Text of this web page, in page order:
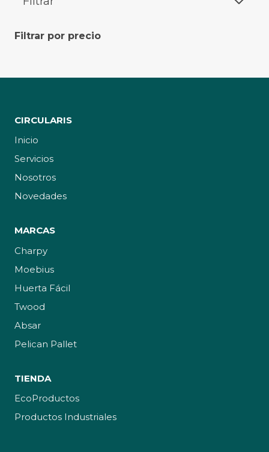
Filtrar por precio
CIRCULARIS
Inicio
Servicios
Nosotros
Novedades
MARCAS
Charpy
Moebius
Huerta Fácil
Twood
Absar
Pelican Pallet
TIENDA
EcoProductos
Productos Industriales